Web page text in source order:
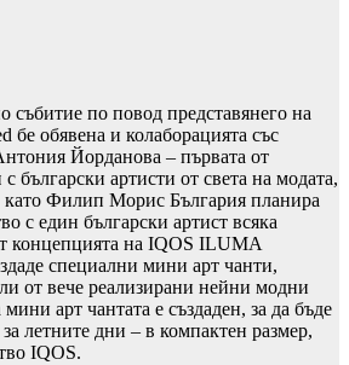
събитие по повод представянего на
обявена и колаборацията със
Йорданова – първата от
български артисти от света на модата,
като Филип Морис България планира
с един български артист всяка
концепцията на IQOS ILUMA
специални мини арт чанти,
от вече реализирани нейни модни
арт чантата е създаден, за да бъде
летните дни – в компактен размер,
IQOS.